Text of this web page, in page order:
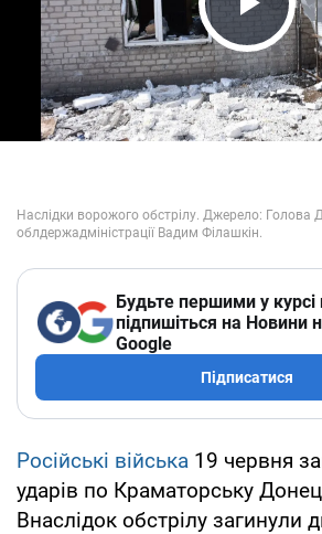
Play
Будьте першими у курсі
підпишіться на Новини
Google
Підписатися
Російські війська 19 червня
ударів по Краматорську
Внаслідок обстрілу